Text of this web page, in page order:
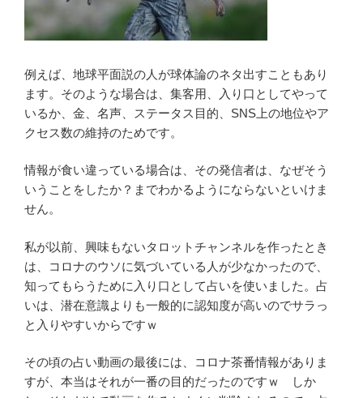
例えば、地球平面説の人が球体論のネタ出すこともあり
ます。そのような場合は、集客用、入り口としてやって
いるか、金、名声、ステータス目的、SNS上の地位やア
クセス数の維持のためです。
情報が食い違っている場合は、その発信者は、なぜそう
いうことをしたか？までわかるようにならないといけま
せん。
私が以前、興味もないタロットチャンネルを作ったとき
は、コロナのウソに気づいている人が少なかったので、
知ってもらうために入り口として占いを使いました。占
いは、潜在意識よりも一般的に認知度が高いのでサラっ
と入りやすいからですｗ
その頃の占い動画の最後には、コロナ茶番情報がありま
すが、本当はそれが一番の目的だったのですｗ しか